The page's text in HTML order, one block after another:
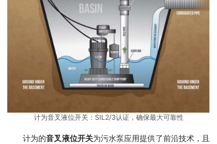
计为音叉液位开关：SIL2/3认证，确保最大可靠性
计为的音叉液位开关为污水泵应用提供了前沿技术，且